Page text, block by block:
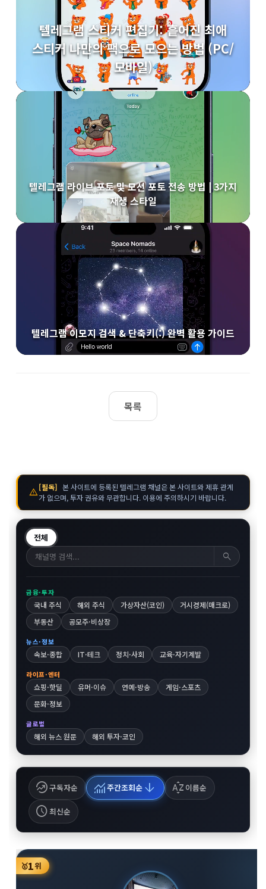
텔레그램 스티커 편집기: 흩어진 최애
스티커 나만의 팩으로 모으는 방법 (PC/
모바일)
텔레그램 라이브 포토 및 모션 포토 전송 방법 | 3가지
재생 스타일
텔레그램 이모지 검색 & 단축키(:) 완벽 활용 가이드
목록
warning[필독] 본 사이트에 등록된 텔레그램 채널은 본 사이트와 제휴 관계
가 없으며, 투자 권유와 무관합니다. 이용에 주의하시기 바랍니다.
전체
search
금융·투자
국내 주식 해외 주식 가상자산(코인)
거시경제(매크로)
부동산
공모주·비상장
뉴스·정보
속보·종합 IT·테크 정치·사회 교육·자기계발
라이프·엔터
쇼핑·핫딜 유머·이슈 연예·방송
게임·스포츠
문화·정보
글로벌
해외 뉴스 원문 해외 투자·코인
whatshot구독자순 monitoring주간조회순 arrow_downward sort_by_alpha 이름순
schedule최신순
🥇1위